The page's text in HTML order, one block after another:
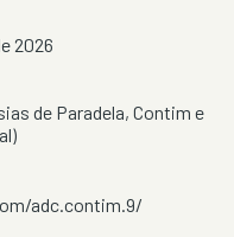
2026
de Paradela, Contim e
adc.contim.9/